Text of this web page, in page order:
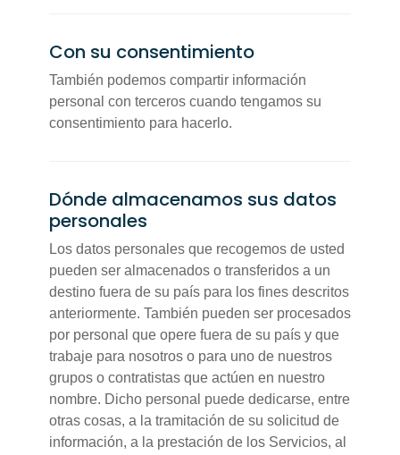
Con su consentimiento
También podemos compartir información
personal con terceros cuando tengamos su
consentimiento para hacerlo.
Dónde almacenamos sus datos
personales
Los datos personales que recogemos de usted
pueden ser almacenados o transferidos a un
destino fuera de su país para los fines descritos
anteriormente. También pueden ser procesados
por personal que opere fuera de su país y que
trabaje para nosotros o para uno de nuestros
grupos o contratistas que actúen en nuestro
nombre. Dicho personal puede dedicarse, entre
otras cosas, a la tramitación de su solicitud de
información, a la prestación de los Servicios, al